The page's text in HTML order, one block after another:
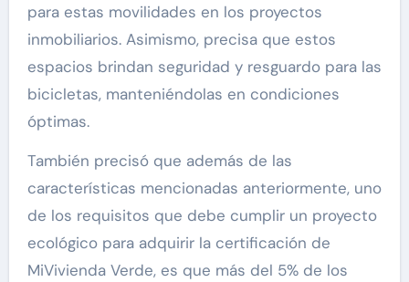
para estas movilidades en los proyectos
inmobiliarios. Asimismo, precisa que estos
espacios brindan seguridad y resguardo para las
bicicletas, manteniéndolas en condiciones
óptimas.
También precisó que además de las
características mencionadas anteriormente, uno
de los requisitos que debe cumplir un proyecto
ecológico para adquirir la certificación de
MiVivienda Verde, es que más del 5% de los